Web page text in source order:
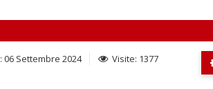
06 Settembre 2024 Visite: 1377